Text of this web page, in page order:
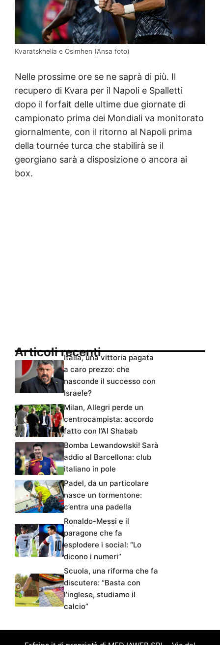
Kvaratskhelia e Osimhen (Ansa foto)
Nelle prossime ore se ne saprà di più. Il
recupero di Kvara per il Napoli e Spalletti
dopo il forfait delle ultime due giornate di
campionato prima dei Mondiali va monitorato
giornalmente, con il ritorno al Napoli prima
della tournée turca che stabilirà se il
georgiano sarà a disposizione o ancora ai
box.
Articoli recentiItalia, una vittoria pagata
a caro prezzo: che
nasconde il successo con
Israele?
Milan, Allegri perde un
centrocampista: accordo
fatto con l’Al Shabab
Bomba Lewandowski! Sarà
addio al Barcellona: club
italiano in pole
Padel, da un particolare
nasce un tormentone:
c’entra una padella
Ronaldo-Messi e il
paragone che fa
esplodere i social: “Lo
dicono i numeri”
Scuola, una riforma che fa
discutere: “Basta con
l’inglese, studiamo il
calcio”